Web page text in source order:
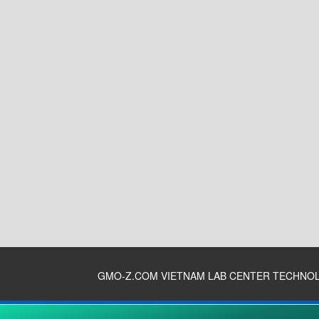
GMO-Z.COM VIETNAM LAB CENTER